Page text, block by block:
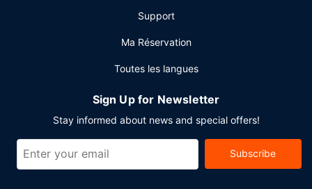
confiance à cet hôtel qui dispose d'espaces événements
mesurant 929 mètres carrés et comprenant un espace de
Support
Ma Réservation
Toutes les langues
Sign Up for Newsletter
Stay informed about news and special offers!
Subscribe